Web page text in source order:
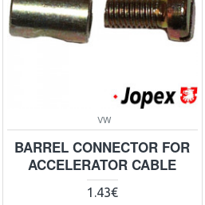
VW
BARREL CONNECTOR FOR
ACCELERATOR CABLE
1.43€